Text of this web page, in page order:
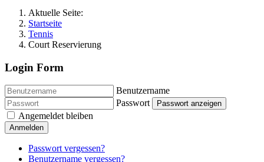
Aktuelle Seite:
Startseite
Tennis
Court Reservierung
Login Form
Benutzername
Passwort
Passwort anzeigen
Angemeldet bleiben
Anmelden
Passwort vergessen?
Benutzername vergessen?